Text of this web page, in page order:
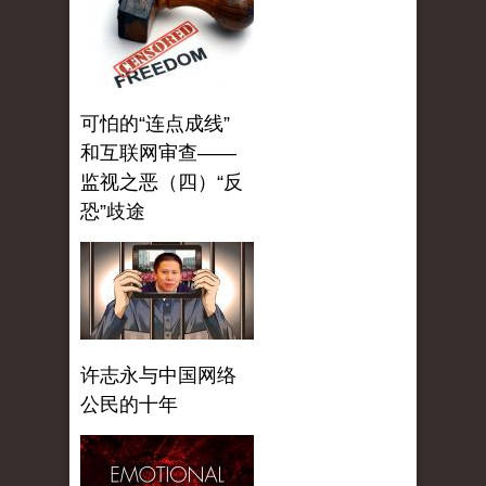
可怕的“连点成线”
和互联网审查——
监视之恶（四）“反
恐”歧途
许志永与中国网络
公民的十年